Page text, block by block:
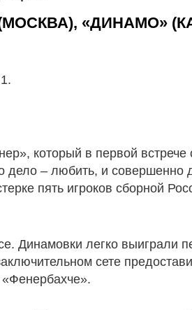
«ДИНАМО»
который в первой
– любить, и совершенно
пять игроков сборной
Динамовки легко выиграли
сете
«Фенербахче».